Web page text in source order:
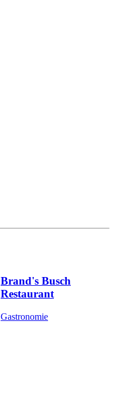
Brand's Busch
Restaurant
Gastronomie